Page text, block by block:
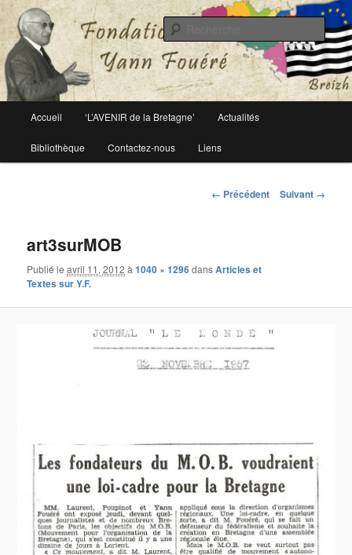
Fondation Yann Fouéré
Le site officiel de la fondation Yann Fouéré
principal
Aller
au
Accueil ‘L’AVENIR de la Bretagne’ Actualités
Bibliothèque Contactez-nous Liens
Navigation
← Précédent Suivant →
art3surMOB
Publié leavril 11, 2012 à1040 × 1296dansArticles et
Textes sur Y.F.